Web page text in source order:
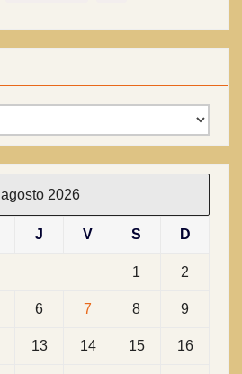
agosto 2026
J V S D
1 2
6 7 8 9
13 14 15 16